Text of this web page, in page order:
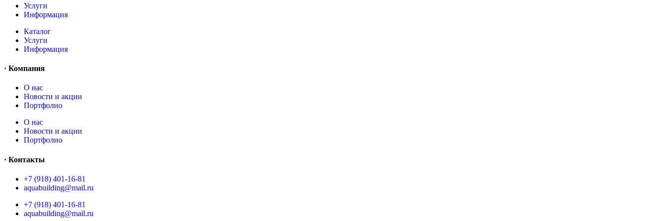
Услуги
Информация
Каталог
Услуги
Информация
· Компания
O нас
Новости и акции
Портфолио
O нас
Новости и акции
Портфолио
· Контакты
+7 (918) 401-16-81
aquabuilding@mail.ru
+7 (918) 401-16-81
aquabuilding@mail.ru